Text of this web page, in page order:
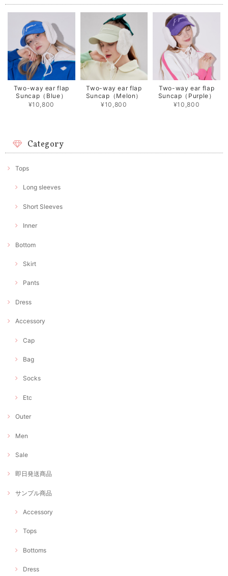
Two-way ear flap
Suncap（Blue）
¥10,800
Two-way ear flap
Suncap（Melon）
¥10,800
Two-way ear flap
Suncap（Purple）
¥10,800
Category
Tops
Long sleeves
Short Sleeves
Inner
Bottom
Skirt
Pants
Dress
Accessory
Cap
Bag
Socks
Etc
Outer
Men
Sale
即日発送商品
サンプル商品
Accessory
Tops
Bottoms
Dress